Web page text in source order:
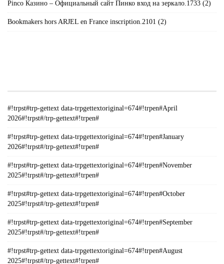
Pinco Казино – Официальный сайт Пинко вход на зеркало.1733 (2)
Bookmakers hors ARJEL en France inscription.2101 (2)
#!trpst#trp-gettext data-trpgettextoriginal=674#!trpen#April
2026#!trpst#/trp-gettext#!trpen#
#!trpst#trp-gettext data-trpgettextoriginal=674#!trpen#January
2026#!trpst#/trp-gettext#!trpen#
#!trpst#trp-gettext data-trpgettextoriginal=674#!trpen#November
2025#!trpst#/trp-gettext#!trpen#
#!trpst#trp-gettext data-trpgettextoriginal=674#!trpen#October
2025#!trpst#/trp-gettext#!trpen#
#!trpst#trp-gettext data-trpgettextoriginal=674#!trpen#September
2025#!trpst#/trp-gettext#!trpen#
#!trpst#trp-gettext data-trpgettextoriginal=674#!trpen#August
2025#!trpst#/trp-gettext#!trpen#